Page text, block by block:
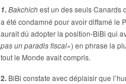
1.Bakchichest un des seuls Canards
a été condamné pour avoir diffamé le
aurait dû adopter la position-BiBi qui
pas un paradis fiscal») en phrase la
tout le Monde avait compris.
2. BiBi constate avec déplaisir que